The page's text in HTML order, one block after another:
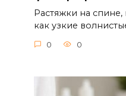
Растяжки на спине,
как узкие
0 0